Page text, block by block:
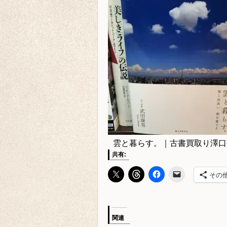
雲と暮らす。｜古書買取り澤
共有:
その
関連